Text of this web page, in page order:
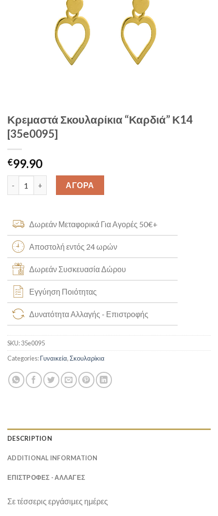
Κρεμαστά Σκουλαρίκια “Καρδιά” Κ14
[35e0095]
€99.90
Κρεμαστά Σκουλαρίκια "Καρδιά" Κ14 [35e0095] quantity
ΑΓΟΡΑ
Δωρεάν Μεταφορικά Για Αγορές 50€+
Αποστολή εντός 24 ωρών
Δωρεάν Συσκευασία Δώρου
Εγγύηση Ποιότητας
Δυνατότητα Αλλαγής - Επιστροφής
SKU:35e0095
Categories:Γυναικεία,Σκουλαρίκια
DESCRIPTION
ADDITIONAL INFORMATION
ΕΠΙΣΤΡΟΦΕΣ - ΑΛΛΑΓΕΣ
Σε τέσσερις εργάσιμες ημέρες